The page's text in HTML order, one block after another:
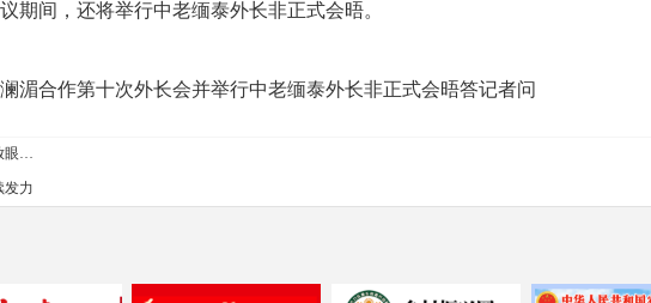
期间，还将举行中老缅泰外长非正式会晤。
湄合作第十次外长会并举行中老缅泰外长非正式会晤答记者问
眼…
发力